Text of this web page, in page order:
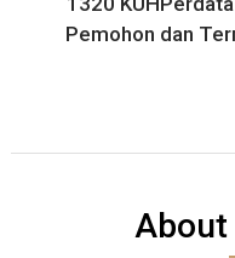
Pemohon dan
About